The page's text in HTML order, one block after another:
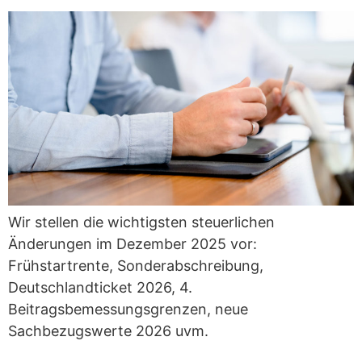
Wir stellen die wichtigsten steuerlichen
Änderungen im Dezember 2025 vor:
Frühstartrente, Sonderabschreibung,
Deutschlandticket 2026, 4.
Beitragsbemessungsgrenzen, neue
Sachbezugswerte 2026 uvm.